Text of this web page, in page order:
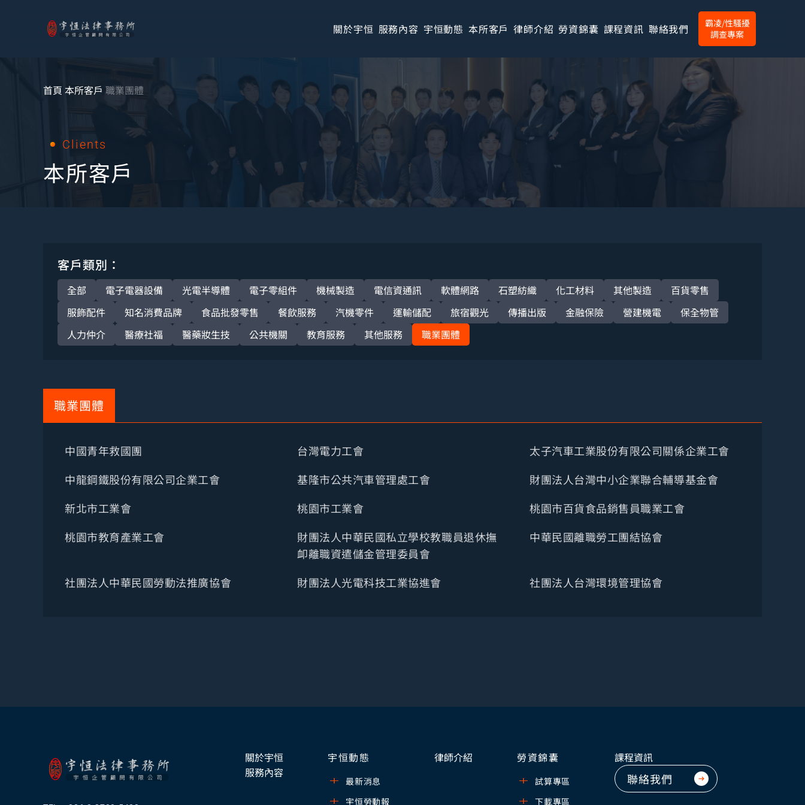
關於宇恒 服務內容 宇恒動態 本所客戶 律師介紹 勞資錦囊 課程資訊 聯絡我們
霸凌/性騷擾
調查專案
首頁 本所客戶 職業團體
Clients
本所客戶
客戶類別：
全部 電子電器設備 光電半導體 電子零組件 機械製造 電信資通訊 軟體網路 石塑紡織 化工材料 其他製造
百貨零售
服飾配件
知名消費品牌 食品批發零售 餐飲服務 汽機零件 運輸儲配 旅宿觀光 傳播出版 金融保險 營建機電
保全物管
人力仲介
醫療社福 醫藥妝生技 公共機關 教育服務 其他服務 職業團體
職業團體
中國青年救國團 台灣電力工會
太子汽車工業股份有限公司關係企業工會
中龍鋼鐵股份有限公司企業工會
基隆市公共汽車管理處工會
財團法人台灣中小企業聯合輔導基金會
新北市工業會
桃園市工業會
桃園市百貨食品銷售員職業工會
桃園市教育產業工會
財團法人中華民國私立學校教職員退休撫
卹離職資遣儲金管理委員會
中華民國離職勞工團結協會
社團法人中華民國勞動法推廣協會 財團法人光電科技工業協進會 社團法人台灣環境管理協會
關於宇恒
服務內容
宇恒動態
最新消息
宇恒勞動報
律師介紹 勞資錦囊
試算專區
下載專區
課程資訊
聯絡我們